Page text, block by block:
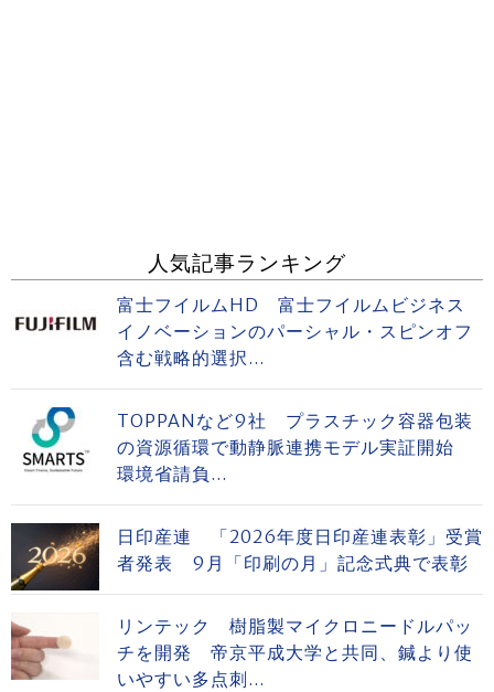
人気記事ランキング
富士フイルムHD 富士フイルムビジネス
イノベーションのパーシャル・スピンオフ
含む戦略的選択...
TOPPANなど9社 プラスチック容器包装
の資源循環で動静脈連携モデル実証開始
環境省請負...
日印産連 「2026年度日印産連表彰」受賞
者発表 9月「印刷の月」記念式典で表彰
リンテック 樹脂製マイクロニードルパッ
チを開発 帝京平成大学と共同、鍼より使
いやすい多点刺...